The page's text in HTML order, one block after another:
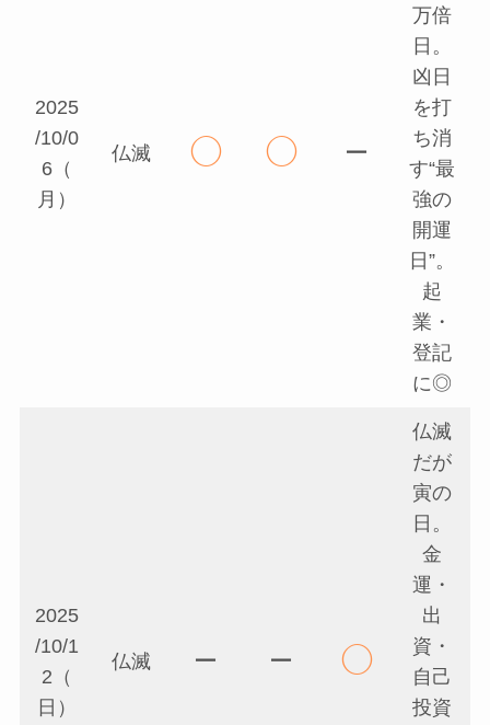
2025
/10/0
6（
月）
仏滅 ◯ ◯ ー
万倍
日。
凶日
を打
ち消
す“最
強の
開運
日”。
起
業・
登記
に◎
2025
/10/1
2（
日）
仏滅 ー ー ◯
仏滅
だが
寅の
日。
金
運・
出
資・
自己
投資